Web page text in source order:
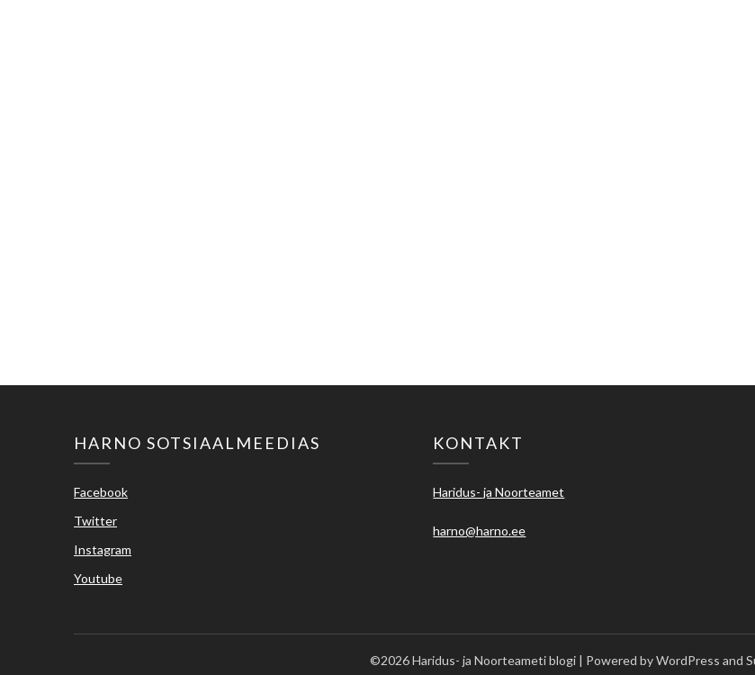
HARNO SOTSIAALMEEDIAS
Facebook
Twitter
Instagram
Youtube
KONTAKT
Haridus- ja Noorteamet
harno@harno.ee
©2026 Haridus- ja Noorteameti blogi | Powered by WordPress and